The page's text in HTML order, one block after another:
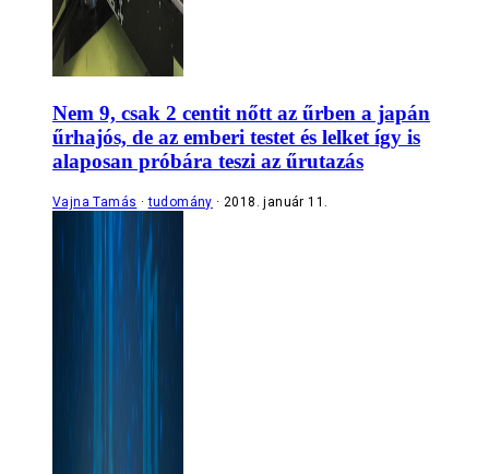
Nem 9, csak 2 centit nőtt az űrben a japán
űrhajós, de az emberi testet és lelket így is
alaposan próbára teszi az űrutazás
Vajna Tamás tudomány 2018. január 11.